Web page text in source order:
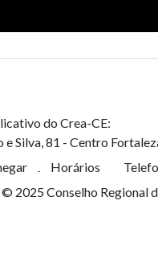
do Crea-CE:
e Silva, 81 - Centro
Horários
2025 Conselho Regional